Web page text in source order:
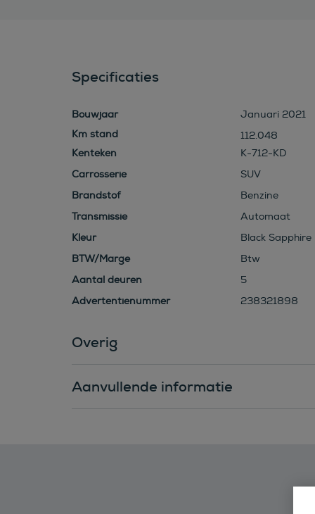
Specificaties
Bouwjaar
Januari 2021
112.048
Kenteken
K-712-KD
Carrosserie
SUV
Brandstof
Benzine
Transmissie
Automaat
Kleur
Black
BTW/Marge
Btw
Aantal deuren
5
Advertentienummer
238321898
Overig
Aanvullende informatie